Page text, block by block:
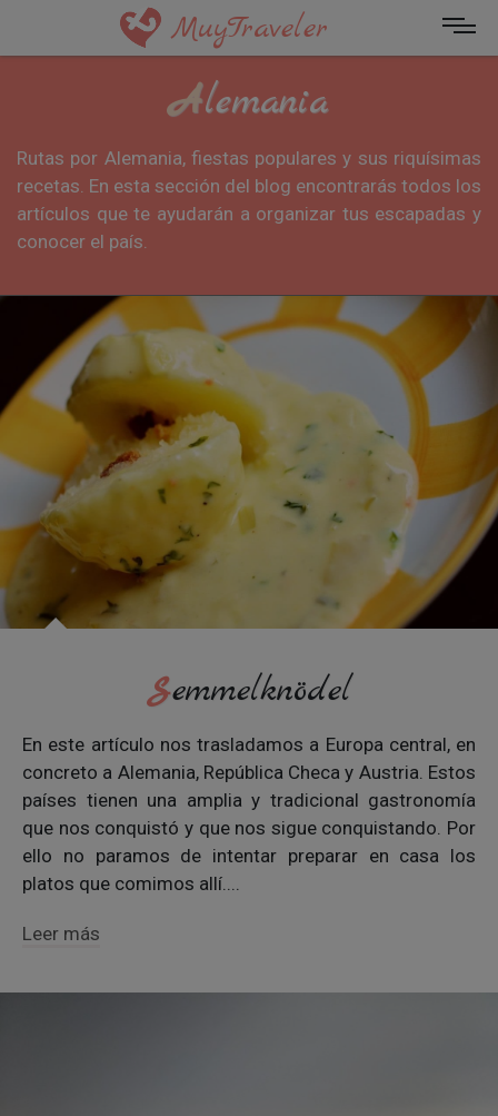
MuyTraveler
Alemania
Rutas por Alemania, fiestas populares y sus riquísimas
recetas. En esta sección del blog encontrarás todos los
artículos que te ayudarán a organizar tus escapadas y
conocer el país.
Semmelknödel
En este artículo nos trasladamos a Europa central, en
concreto a Alemania, República Checa y Austria. Estos
países tienen una amplia y tradicional gastronomía
que nos conquistó y que nos sigue conquistando. Por
ello no paramos de intentar preparar en casa los
platos que comimos allí....
Leer más